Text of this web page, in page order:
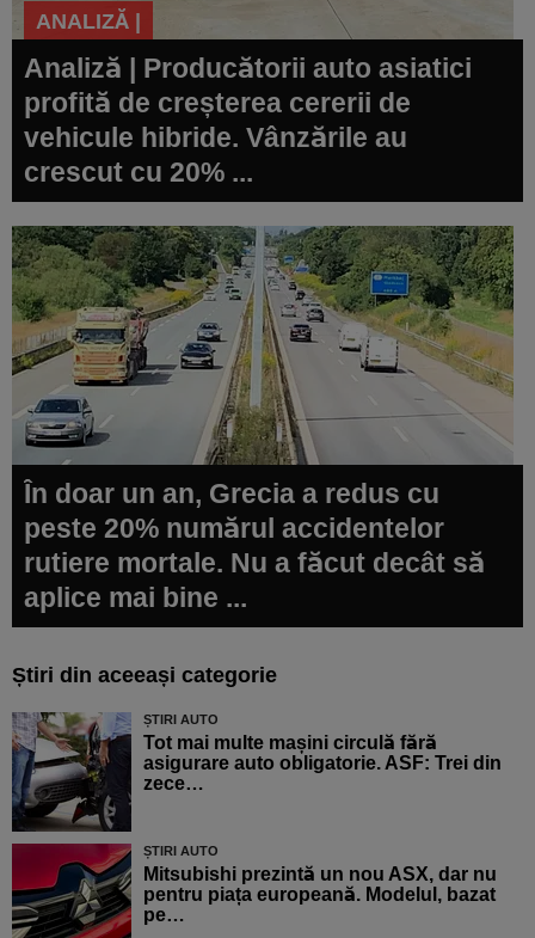
ANALIZĂ |
Analiză | Producătorii auto asiatici
profită de creșterea cererii de
vehicule hibride. Vânzările au
crescut cu 20% ...
În doar un an, Grecia a redus cu
peste 20% numărul accidentelor
rutiere mortale. Nu a făcut decât să
aplice mai bine ...
Știri din aceeași categorie
ȘTIRI AUTO
Tot mai multe mașini circulă fără
asigurare auto obligatorie. ASF: Trei din
zece…
ȘTIRI AUTO
Mitsubishi prezintă un nou ASX, dar nu
pentru piața europeană. Modelul, bazat
pe…